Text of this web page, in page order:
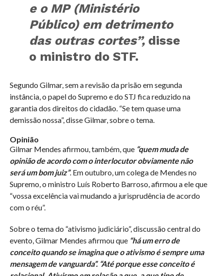
e o MP (Ministério
Público) em detrimento
das outras cortes”, disse
o ministro do STF.
Segundo Gilmar, sem a revisão da prisão em segunda
instância, o papel do Supremo e do STJ fica reduzido na
garantia dos direitos do cidadão. “Se tem quase uma
demissão nossa”, disse Gilmar, sobre o tema.
Opinião
Gilmar Mendes afirmou, também, que “quem muda de
opinião de acordo com o interlocutor obviamente não
será um bom juiz”. Em outubro, um colega de Mendes no
Supremo, o ministro Luís Roberto Barroso, afirmou a ele que
“vossa excelência vai mudando a jurisprudência de acordo
com o réu”.
Sobre o tema do “ativismo judiciário”, discussão central do
evento, Gilmar Mendes afirmou que“há um erro de
conceito quando se imagina que o ativismo é sempre uma
mensagem de vanguarda”. “Até porque esse conceito é